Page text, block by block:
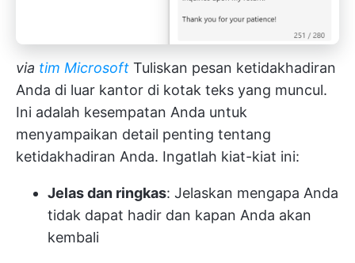
via tim Microsoft Tuliskan pesan ketidakhadiran
Anda di luar kantor di kotak teks yang muncul.
Ini adalah kesempatan Anda untuk
menyampaikan detail penting tentang
ketidakhadiran Anda. Ingatlah kiat-kiat ini:
Jelas dan ringkas: Jelaskan mengapa Anda
tidak dapat hadir dan kapan Anda akan
kembali